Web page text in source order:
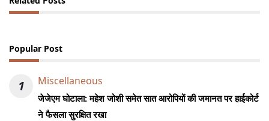
Popular Post
1 Miscellaneous
जेजेएम घोटाला: महेश जोशी समेत सात आरोपियों की जमानत पर हाईकोर्ट
ने फैसला सुरक्षित रखा